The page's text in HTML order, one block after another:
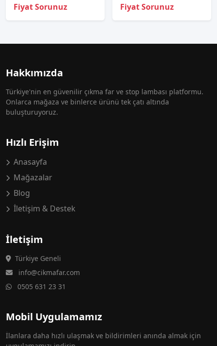
Fiyat Sorunuz Fiyat Sorunuz
Hakkımızda
Türkiye'nin en güvenilir çıkma far ve stop lambası platformu.
Onlarca mağaza ve binlerce ürünü tek çatı altında
buluşturuyoruz.
Hızlı Erişim
Anasayfa
Mağazalar
Blog
İletişim & Destek
İletişim
Türkiye Geneli
info@cikmafar.com
0505 631 23 31
Mobil Uygulamamız
İlanlara daha hızlı ulaşmak ve bildirimleri anında almak için